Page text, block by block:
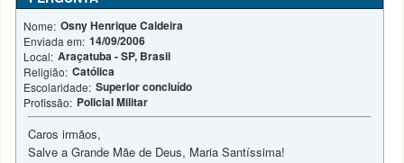
Nome: Osny Henrique Caldeira
Enviada em: 14/09/2006
Local: Araçatuba - SP, Brasil
Religião: Católica
Escolaridade: Superior concluído
Profissão: Policial Militar
Caros irmãos,
Salve a Grande Mãe de Deus, Maria Santíssima!